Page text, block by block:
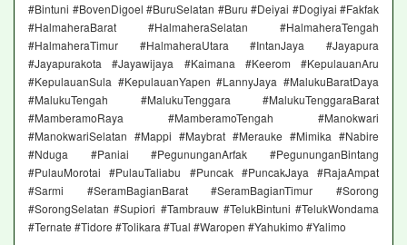
#Bintuni #BovenDigoel #BuruSelatan #Buru #Deiyai #Dogiyai #Fakfak
#HalmaheraBarat #HalmaheraSelatan #HalmaheraTengah
#HalmaheraTimur #HalmaheraUtara #IntanJaya #Jayapura
#Jayapurakota #Jayawijaya #Kaimana #Keerom #KepulauanAru
#KepulauanSula #KepulauanYapen #LannyJaya #MalukuBaratDaya
#MalukuTengah #MalukuTenggara #MalukuTenggaraBarat
#MamberamoRaya #MamberamoTengah #Manokwari
#ManokwariSelatan #Mappi #Maybrat #Merauke #Mimika #Nabire
#Nduga #Paniai #PegununganArfak #PegununganBintang
#PulauMorotai #PulauTaliabu #Puncak #PuncakJaya #RajaAmpat
#Sarmi #SeramBagianBarat #SeramBagianTimur #Sorong
#SorongSelatan #Supiori #Tambrauw #TelukBintuni #TelukWondama
#Ternate #Tidore #Tolikara #Tual #Waropen #Yahukimo #Yalimo